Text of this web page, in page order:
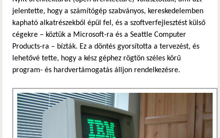
jelentette, hogy a számítógép szabványos, kereskedelemben
kapható alkatrészekből épül fel, és a szoftverfejlesztést külső
cégekre – köztük a Microsoft-ra és a Seattle Computer
Products-ra – bízták. Ez a döntés gyorsította a tervezést, és
lehetővé tette, hogy a kész géphez rögtön széles körű
program- és hardvertámogatás álljon rendelkezésre.